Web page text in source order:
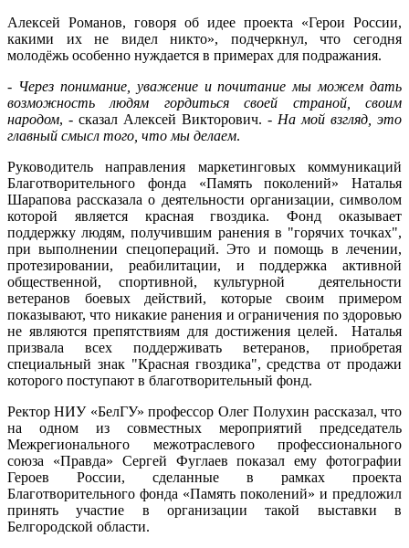
Алексей Романов, говоря об идее проекта «Герои России,
какими их не видел никто», подчеркнул, что сегодня
молодёжь особенно нуждается в примерах для подражания.
- Через понимание, уважение и почитание мы можем дать
возможность людям гордиться своей страной, своим
народом, - сказал Алексей Викторович. - На мой взгляд, это
главный смысл того, что мы делаем.
Руководитель направления маркетинговых коммуникаций
Благотворительного фонда «Память поколений» Наталья
Шарапова рассказала о деятельности организации, символом
которой является красная гвоздика. Фонд оказывает
поддержку людям, получившим ранения в "горячих точках",
при выполнении спецопераций. Это и помощь в лечении,
протезировании, реабилитации, и поддержка активной
общественной, спортивной, культурной деятельности
ветеранов боевых действий, которые своим примером
показывают, что никакие ранения и ограничения по здоровью
не являются препятствиям для достижения целей. Наталья
призвала всех поддерживать ветеранов, приобретая
специальный знак "Красная гвоздика", средства от продажи
которого поступают в благотворительный фонд.
Ректор НИУ «БелГУ» профессор Олег Полухин рассказал, что
на одном из совместных мероприятий председатель
Межрегионального межотраслевого профессионального
союза «Правда» Сергей Фуглаев показал ему фотографии
Героев России, сделанные в рамках проекта
Благотворительного фонда «Память поколений» и предложил
принять участие в организации такой выставки в
Белгородской области.